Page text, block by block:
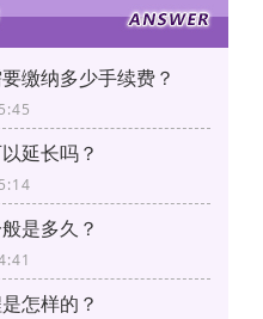
缴纳多少手续费？
延长吗？
是多久？
怎样的？